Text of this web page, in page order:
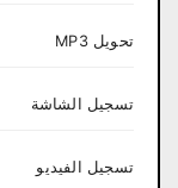
تحويل MP3
تسجيل الشاشة
تسجيل الفيديو